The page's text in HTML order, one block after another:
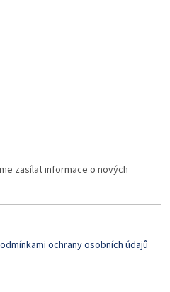
zasílat informace o nových
ochrany osobních údajů